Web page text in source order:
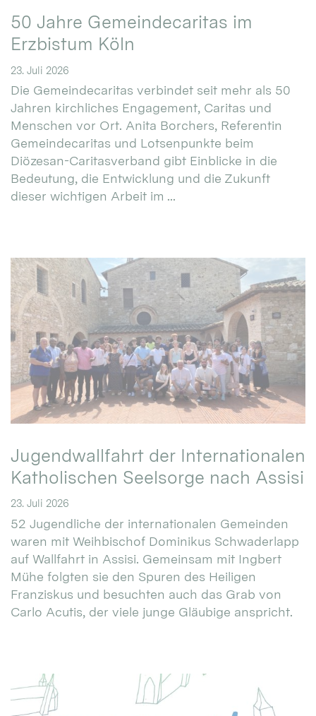
50 Jahre Gemeindecaritas im
Erzbistum Köln
23. Juli 2026
Die Gemeindecaritas verbindet seit mehr als 50
Jahren kirchliches Engagement, Caritas und
Menschen vor Ort. Anita Borchers, Referentin
Gemeindecaritas und Lotsenpunkte beim
Diözesan-Caritasverband gibt Einblicke in die
Bedeutung, die Entwicklung und die Zukunft
dieser wichtigen Arbeit im ...
Jugendwallfahrt der Internationalen
Katholischen Seelsorge nach Assisi
23. Juli 2026
52 Jugendliche der internationalen Gemeinden
waren mit Weihbischof Dominikus Schwaderlapp
auf Wallfahrt in Assisi. Gemeinsam mit Ingbert
Mühe folgten sie den Spuren des Heiligen
Franziskus und besuchten auch das Grab von
Carlo Acutis, der viele junge Gläubige anspricht.